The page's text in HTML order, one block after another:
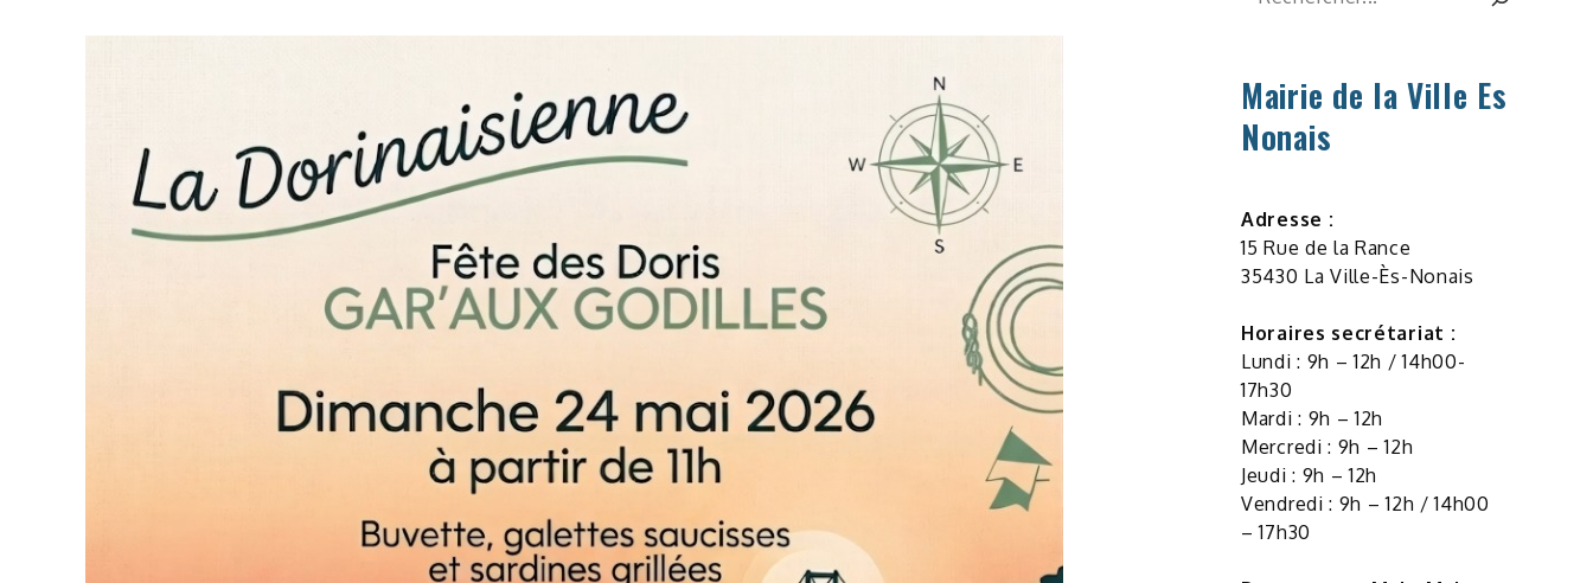
Mairie de la Ville Es
Nonais
Adresse :
15 Rue de la Rance
35430 La Ville-Ès-Nonais
Horaires secrétariat :
Lundi : 9h – 12h / 14h00-
17h30
Mardi : 9h – 12h
Mercredi : 9h – 12h
Jeudi : 9h – 12h
Vendredi : 9h – 12h / 14h00
– 17h30